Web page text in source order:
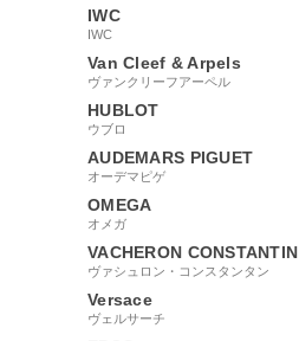
IWC
IWC
Van Cleef & Arpels
ヴァンクリーフアーペル
HUBLOT
ウブロ
AUDEMARS PIGUET
オーデマピゲ
OMEGA
オメガ
VACHERON CONSTANTIN
ヴァシュロン・コンスタンタン
Versace
ヴェルサーチ